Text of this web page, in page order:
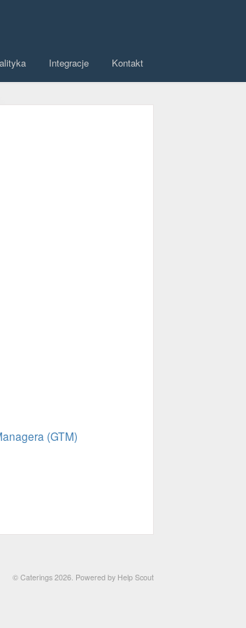
Integracje Kontakt
(GTM)
© Caterings 2026. Powered by Help Scout